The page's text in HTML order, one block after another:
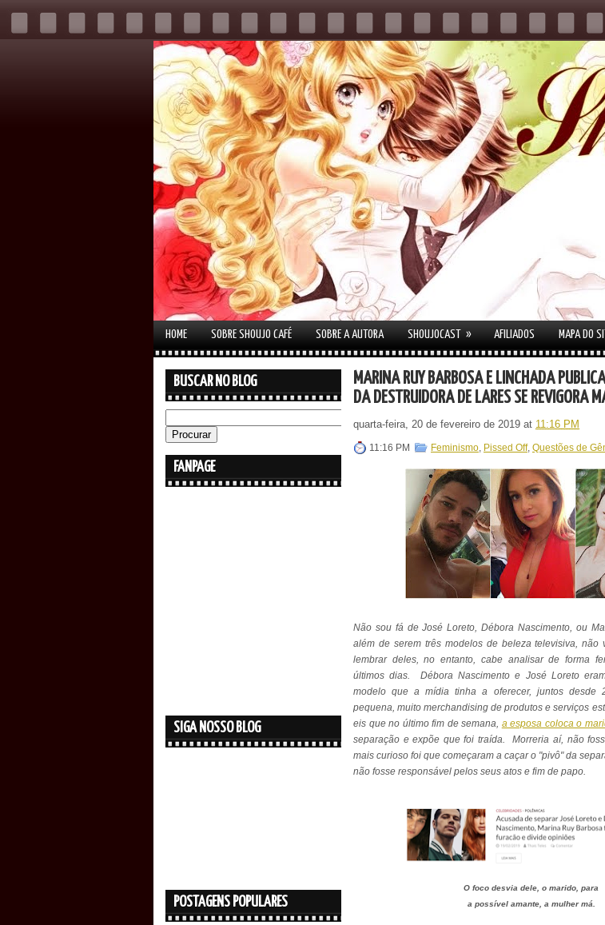
HOME SOBRE SHOUJO CAFÉ SOBRE A AUTORA SHOUJOCAST » AFILIADOS MAPA DO
BUSCAR NO BLOG
FANPAGE
SIGA NOSSO BLOG
POSTAGENS POPULARES
MARINA RUY BARBOSA É LINCHADA
DA DESTRUIDORA DE LARES SE REVIGORA
quarta-feira, 20 de fevereiro de 2019 at 11:16 PM
11:16 PM Feminismo, Pissed Off, Questões de
Não sou fá de José Loreto, Débora Nascimento, ou
além de serem três modelos de beleza televisiva, não
lembrar deles, no entanto, cabe analisar de forma
últimos dias. Débora Nascimento e José Loreto
modelo que a mídia tinha a oferecer, juntos desde
pequena, muito merchandising de produtos e serviços
eis que no último fim de semana, a esposa coloca o
separação e expõe que foi traída. Morreria aí, não
mais curioso foi que começaram a caçar o "pivô" da
não fosse responsável pelos seus atos e fim de papo.
O foco desvia dele, o marido, para
a possível amante, a mulher má.